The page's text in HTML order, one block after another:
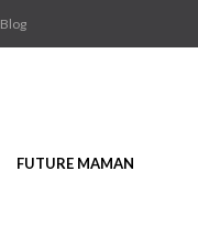
Blog
FUTURE MAMAN